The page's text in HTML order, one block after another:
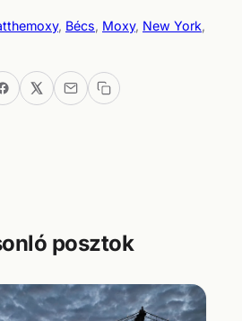
, Bécs, Moxy, New York
posztok